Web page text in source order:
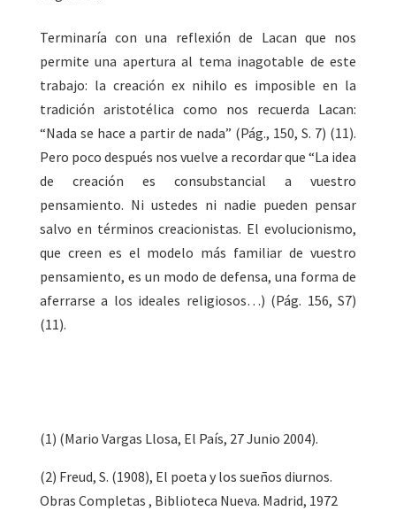
Terminaría con una reflexión de Lacan que nos
permite una apertura al tema inagotable de este
trabajo: la creación ex nihilo es imposible en la
tradición aristotélica como nos recuerda Lacan:
“Nada se hace a partir de nada” (Pág., 150, S. 7) (11).
Pero poco después nos vuelve a recordar que “La idea
de creación es consubstancial a vuestro
pensamiento. Ni ustedes ni nadie pueden pensar
salvo en términos creacionistas. El evolucionismo,
que creen es el modelo más familiar de vuestro
pensamiento, es un modo de defensa, una forma de
aferrarse a los ideales religiosos…) (Pág. 156, S7)
(11).
(1) (Mario Vargas Llosa, El País, 27 Junio 2004).
(2) Freud, S. (1908), El poeta y los sueños diurnos.
Obras Completas , Biblioteca Nueva. Madrid, 1972